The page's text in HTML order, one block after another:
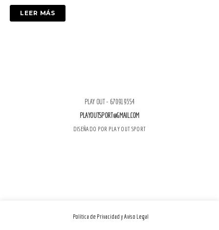
LEER MÁS
PLAY OUT - 670919354
PLAYOUTSPORT@GMAIL.COM
DISEÑADO POR PLAY OUT SPORT
Política de Privacidad y Aviso Legal